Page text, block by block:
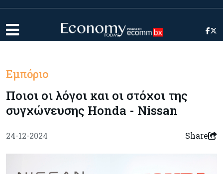
Εμπόριο
Ποιοι οι λόγοι και οι στόχοι της
συγχώνευσης Honda - Nissan
24-12-2024 Share